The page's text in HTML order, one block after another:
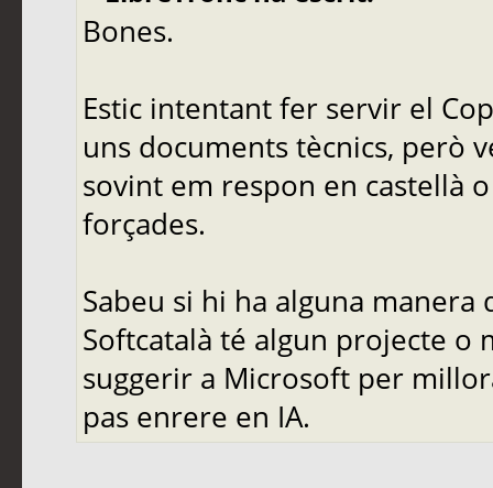
Bones.
Estic intentant fer servir el
uns documents tècnics, però
sovint em respon en castellà
forçades.
Sabeu si hi ha alguna
Softcatalà té algun projecte o
suggerir a Microsoft per
pas enrere en IA.